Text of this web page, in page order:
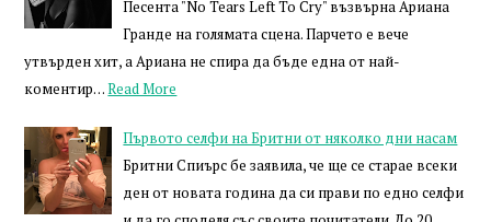
Песента "No Tears Left To Cry" възвърна Ариана
Гранде на голямата сцена. Парчето е вече
утвърден хит, а Ариана не спира да бъде една от най-
коментир…Read More
Първото селфи на Бритни от няколко дни насам
Бритни Спиърс бе заявила, че ще се старае всеки
ден от новата година да си прави по едно селфи